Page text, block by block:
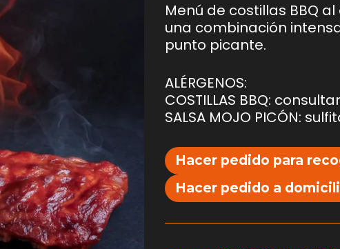
Menú de costillas BBQ
una combinación
punto picante.
ALÉRGENOS:
COSTILLAS BBQ:
SALSA MOJO PICÓN:
Hacer pedido para
Hacer pedido a